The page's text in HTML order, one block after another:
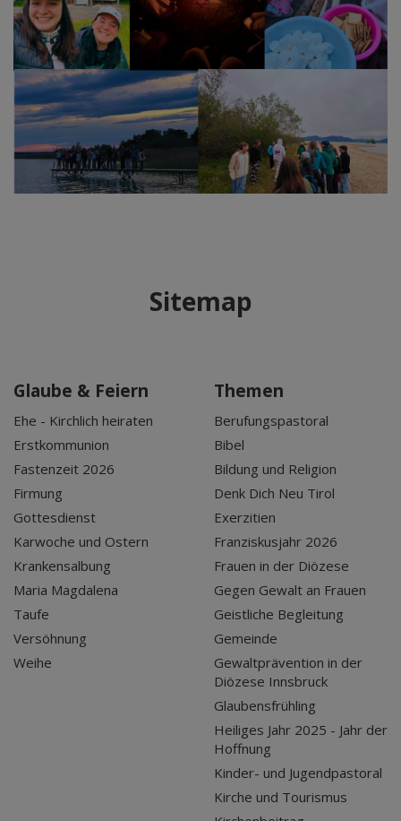
Sitemap
Glaube & Feiern
Ehe - Kirchlich heiraten
Erstkommunion
Fastenzeit 2026
Firmung
Gottesdienst
Karwoche und Ostern
Krankensalbung
Maria Magdalena
Taufe
Versöhnung
Weihe
Themen
Berufungspastoral
Bibel
Bildung und Religion
Denk Dich Neu Tirol
Exerzitien
Franziskusjahr 2026
Frauen in der Diözese
Gegen Gewalt an Frauen
Geistliche Begleitung
Gemeinde
Gewaltprävention in der
Diözese Innsbruck
Glaubensfrühling
Heiliges Jahr 2025 - Jahr der
Hoffnung
Kinder- und Jugendpastoral
Kirche und Tourismus